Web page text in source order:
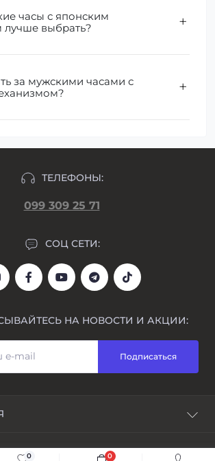
0 0
часы с японским
выбрать?
за мужскими часами с
ТЕЛЕФОНЫ:
099 309 25 71
СОЦ СЕТИ:
НА НОВОСТИ И АКЦИИ:
Подписаться
наручных часов